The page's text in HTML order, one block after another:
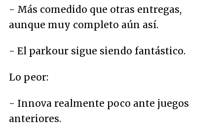
- Más comedido que otras entregas,
aunque muy completo aún así.
- El parkour sigue siendo fantástico.
Lo peor:
- Innova realmente poco ante juegos
anteriores.